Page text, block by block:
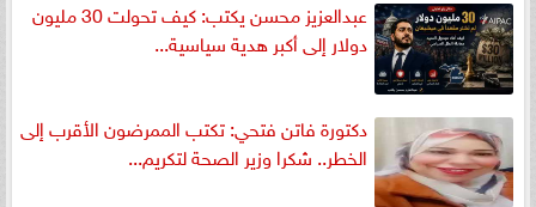
عبدالعزيز محسن يكتب: كيف تحولت 30 مليون
دولار إلى أكبر هدية سياسية...
دكتورة فاتن فتحي: تكتب الممرضون الأقرب إلى
الخطر.. شكرا وزير الصحة لتكريم...